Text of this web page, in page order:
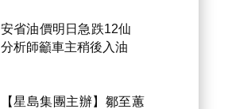
安省油價明日急跌12仙
分析師籲車主稍後入油
【星島集團主辦】鄒至蕙